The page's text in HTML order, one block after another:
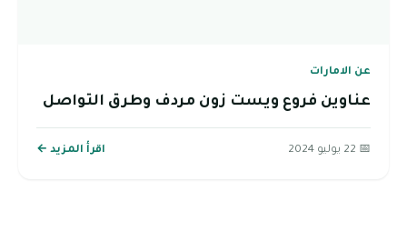
عن الامارات
عناوين فروع ويست زون مردف وطرق التواصل
📅 22 يوليو 2024 اقرأ المزيد ←